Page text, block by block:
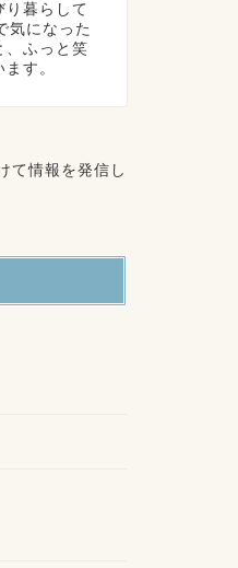
り暮らして
気になった
、ふっと笑
す。
て情報を発信し